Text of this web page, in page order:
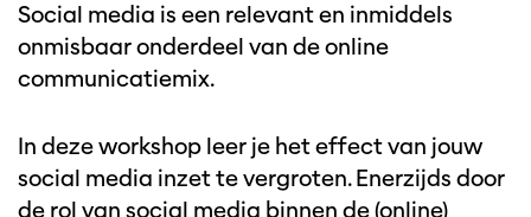
Social media is een relevant en inmiddels
onmisbaar onderdeel van de online
communicatiemix.
In deze workshop leer je het effect van jouw
social media inzet te vergroten. Enerzijds door
de rol van social media binnen de (online)